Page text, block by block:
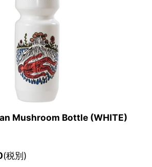
Mushroom Bottle (WHITE)
(税別)